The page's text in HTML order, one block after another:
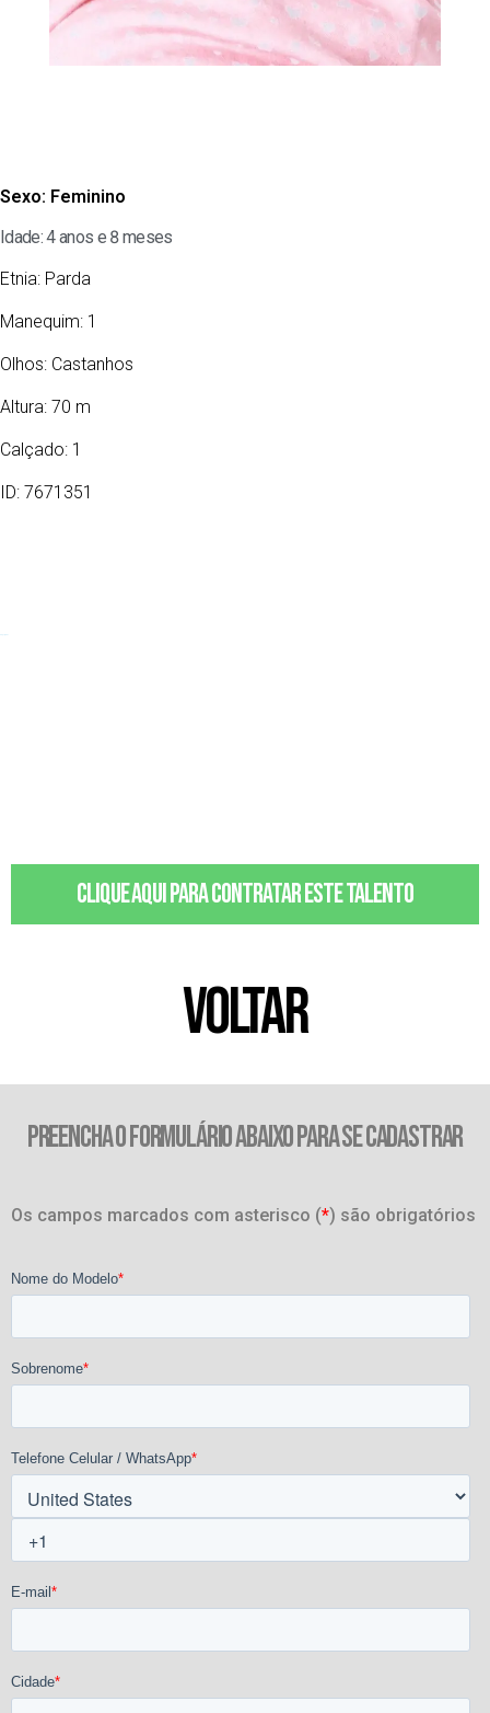
Sexo: Feminino
Idade: 4 anos e 8 meses
Etnia: Parda
Manequim: 1
Olhos: Castanhos
Altura: 70 m
Calçado: 1
ID: 7671351
Clique aqui para contratar este talento
VOLTAR
PREENCHA O FORMULÁRIO ABAIXO PARA SE CADASTRAR
Os campos marcados com asterisco (*) são obrigatórios